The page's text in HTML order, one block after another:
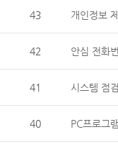
43 개인정보
42 안심 전화
41 시스템 점
40 PC프로그